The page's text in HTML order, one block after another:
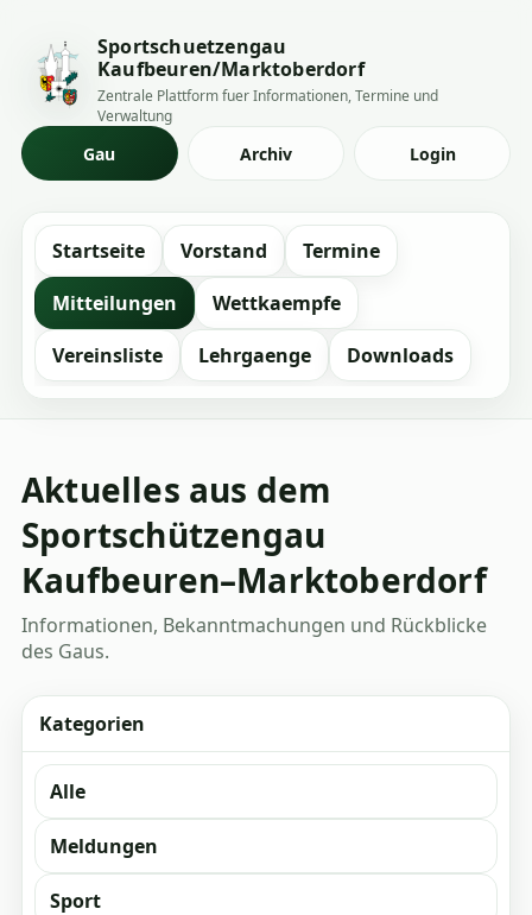
Sportschuetzengau
Kaufbeuren/Marktoberdorf
Zentrale Plattform fuer Informationen, Termine und
Verwaltung
Gau Archiv Login
Startseite Vorstand
Termine
Mitteilungen
Wettkaempfe
Vereinsliste
Lehrgaenge Downloads
Aktuelles aus dem
Sportschützengau
Kaufbeuren–Marktoberdorf
Informationen, Bekanntmachungen und Rückblicke
des Gaus.
Kategorien
Alle
Meldungen
Sport